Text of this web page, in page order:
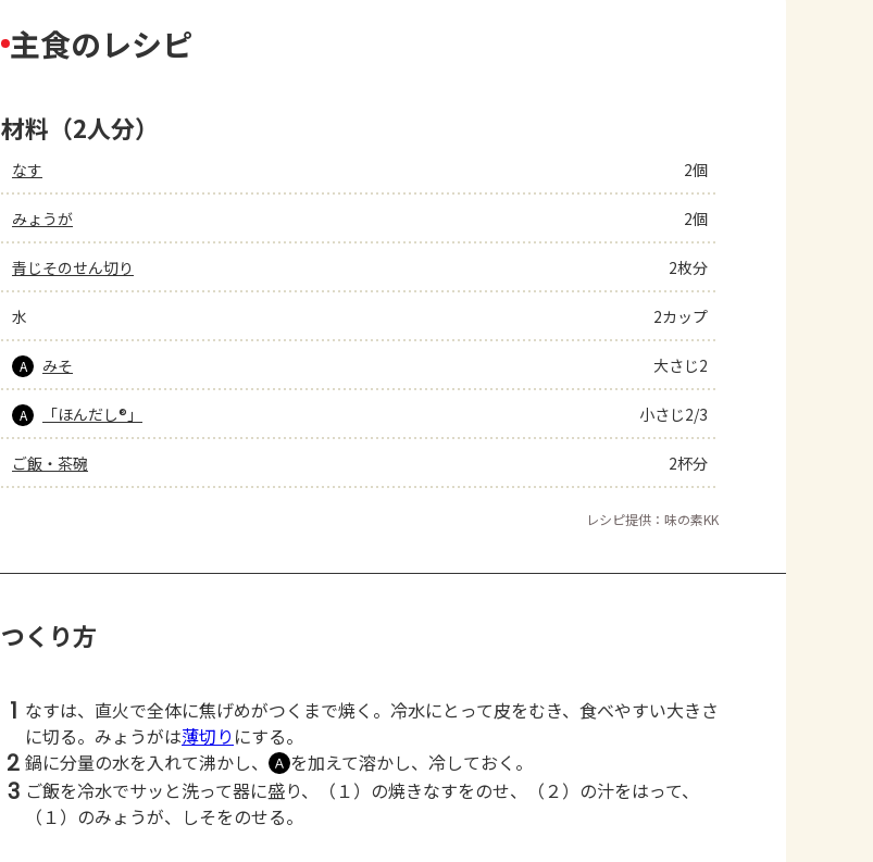
主食のレシピ
材料（2人分）
なす 2個
みょうが 2個
青じそのせん切り 2枚分
水 2カップ
A みそ 大さじ2
A 「ほんだし®」 小さじ2/3
ご飯・茶碗 2杯分
レシピ提供：味の素KK
つくり方
1 なすは、直火で全体に焦げめがつくまで焼く。冷水にとって皮をむき、食べやすい大きさ
に切る。みょうがは薄切り にする。
2 鍋に分量の水を入れて沸かし、 Ａ を加えて溶かし、冷しておく。
3 ご飯を冷水でサッと洗って器に盛り、（１）の焼きなすをのせ、（２）の汁をはって、
（１）のみょうが、しそをのせる。